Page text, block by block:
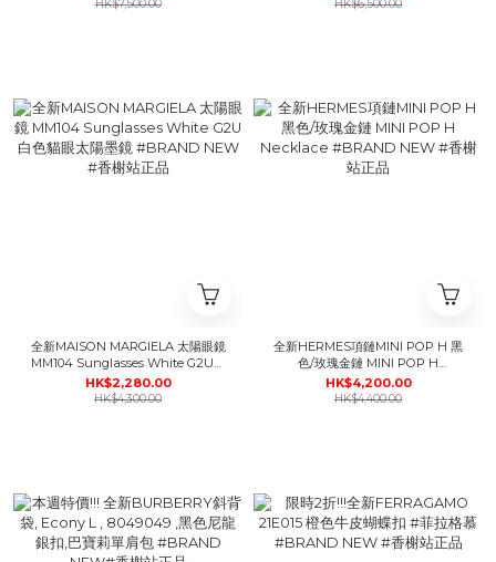
HK$7,500.00 HK$6,500.00
全新MAISON MARGIELA 太陽眼鏡
MM104 Sunglasses White G2U白
色貓眼太陽墨鏡 #BRAND NEW #
香榭站正品
HK$2,280.00
HK$4,300.00
全新HERMES項鏈MINI POP H 黑
色/玫瑰金鏈 MINI POP H
Necklace #BRAND NEW #香榭
站正品
HK$4,200.00
HK$4,400.00